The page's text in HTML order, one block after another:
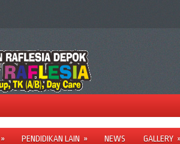
» PENDIDIKAN LAIN » NEWS GALLERY